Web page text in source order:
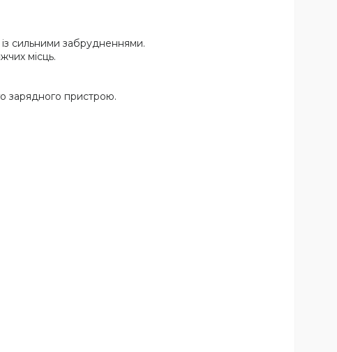
із сильними забрудненнями.
місць.
зарядного пристрою.